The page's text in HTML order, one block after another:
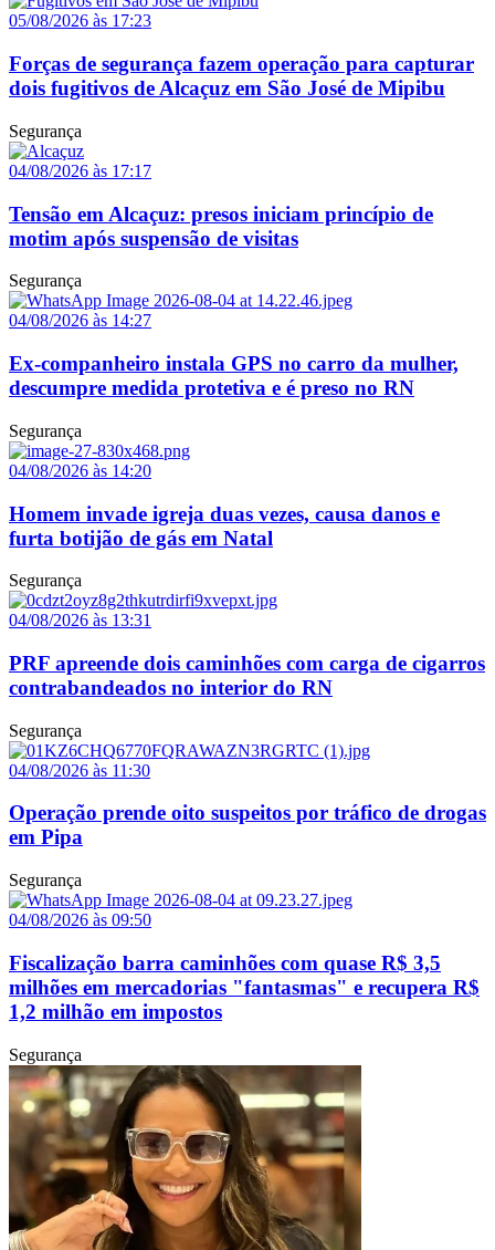
05/08/2026 às 17:23
Forças de segurança fazem operação para capturar
dois fugitivos de Alcaçuz em São José de Mipibu
Segurança
04/08/2026 às 17:17
Tensão em Alcaçuz: presos iniciam princípio de
motim após suspensão de visitas
Segurança
04/08/2026 às 14:27
Ex-companheiro instala GPS no carro da mulher,
descumpre medida protetiva e é preso no RN
Segurança
04/08/2026 às 14:20
Homem invade igreja duas vezes, causa danos e
furta botijão de gás em Natal
Segurança
04/08/2026 às 13:31
PRF apreende dois caminhões com carga de cigarros
contrabandeados no interior do RN
Segurança
04/08/2026 às 11:30
Operação prende oito suspeitos por tráfico de drogas
em Pipa
Segurança
04/08/2026 às 09:50
Fiscalização barra caminhões com quase R$ 3,5
milhões em mercadorias "fantasmas" e recupera R$
1,2 milhão em impostos
Segurança